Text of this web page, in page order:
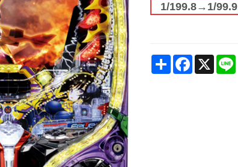
1/199.8→1/99.9
ShareFacebook
X